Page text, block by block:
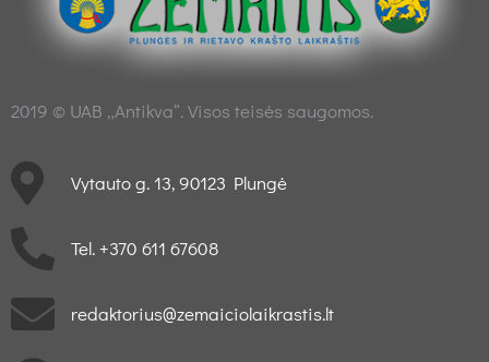
2019 © UAB „Antikva“. Visos teisės saugomos.
Vytauto g. 13, 90123 Plungė
Tel. +370 611 67608
redaktorius@zemaiciolaikrastis.lt